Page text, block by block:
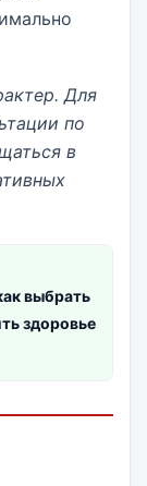
Для
по
в
выбрать
здоровье